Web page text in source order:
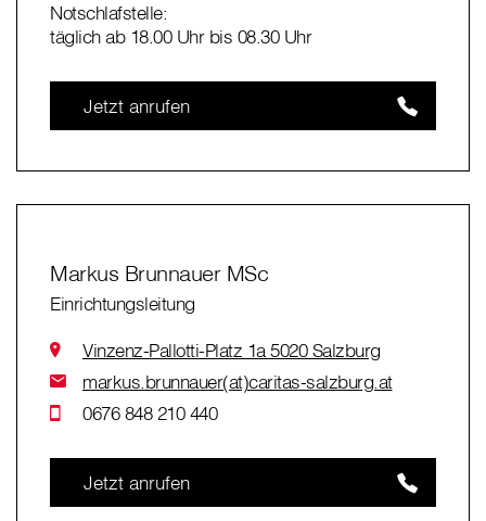
Notschlafstelle:
täglich ab 18.00 Uhr bis 08.30 Uhr
Jetzt anrufen
Markus Brunnauer MSc
Einrichtungsleitung
Vinzenz-Pallotti-Platz 1a 5020 Salzburg
markus.brunnauer(at)caritas-salzburg.at
0676 848 210 440
Jetzt anrufen